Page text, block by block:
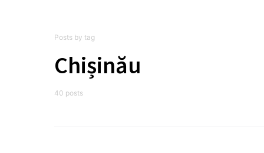
Posts by tag
Chișinău
40 posts